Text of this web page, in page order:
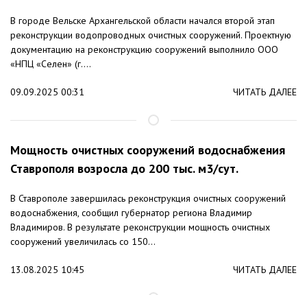
В городе Вельске Архангельской области начался второй этап
реконструкции водопроводных очистных сооружений. Проектную
документацию на реконструкцию сооружений выполнило ООО
«НПЦ «Селен» (г....
09.09.2025 00:31 ЧИТАТЬ ДАЛЕЕ
Мощность очистных сооружений водоснабжения
Ставрополя возросла до 200 тыс. м3/сут.
В Ставрополе завершилась реконструкция очистных сооружений
водоснабжения, сообщил губернатор региона Владимир
Владимиров. В результате реконструкции мощность очистных
сооружений увеличилась со 150...
13.08.2025 10:45 ЧИТАТЬ ДАЛЕЕ